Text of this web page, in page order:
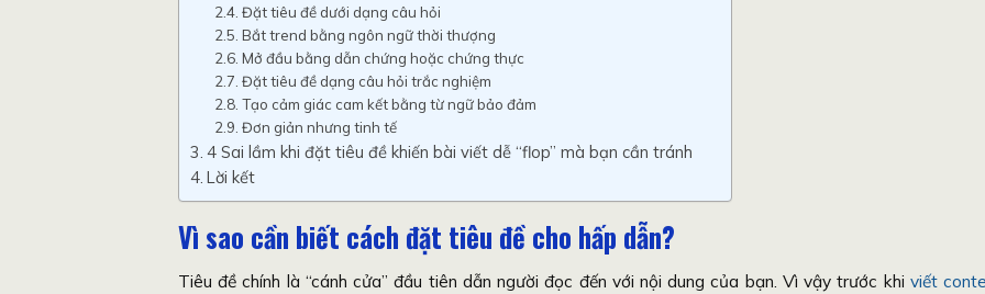
Đặt tiêu đề dưới dạng câu hỏi
Bắt trend bằng ngôn ngữ thời thượng
Mở đầu bằng dẫn chứng hoặc chứng thực
Đặt tiêu đề dạng câu hỏi trắc nghiệm
Tạo cảm giác cam kết bằng từ ngữ bảo đảm
Đơn giản nhưng tinh tế
4 Sai lầm khi đặt tiêu đề khiến bài viết dễ “flop” mà bạn cần tránh
Lời kết
Vì sao cần biết cách đặt tiêu đề cho hấp dẫn?
Tiêu đề chính là “cánh cửa” đầu tiên dẫn người đọc đến với nội dung của bạn. Vì vậy trước khi viết